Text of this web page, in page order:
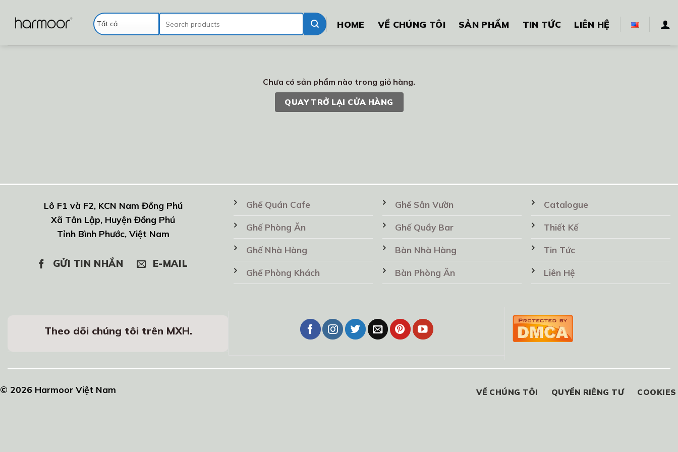
dung
Tìm
kiếm:
HOME VỀ CHÚNG TÔI SẢN PHẨM TIN TỨC LIÊN HỆ
Chưa có sản phẩm nào trong giỏ hàng.
QUAY TRỞ LẠI CỬA HÀNG
Lô F1 và F2, KCN Nam Đồng Phú
Xã Tân Lập, Huyện Đồng Phú
Tỉnh Bình Phước, Việt Nam
GỬI TIN NHẮN E-MAIL
Ghế Quán Cafe
Ghế Phòng Ăn
Ghế Nhà Hàng
Ghế Phòng Khách
Ghế Sân Vườn
Ghế Quầy Bar
Bàn Nhà Hàng
Bàn Phòng Ăn
Catalogue
Thiết Kế
Tin Tức
Liên Hệ
Theo dõi chúng tôi trên MXH.
© 2026 Harmoor Việt Nam VỀ CHÚNG TÔI QUYỀN RIÊNG TƯ COOKIES